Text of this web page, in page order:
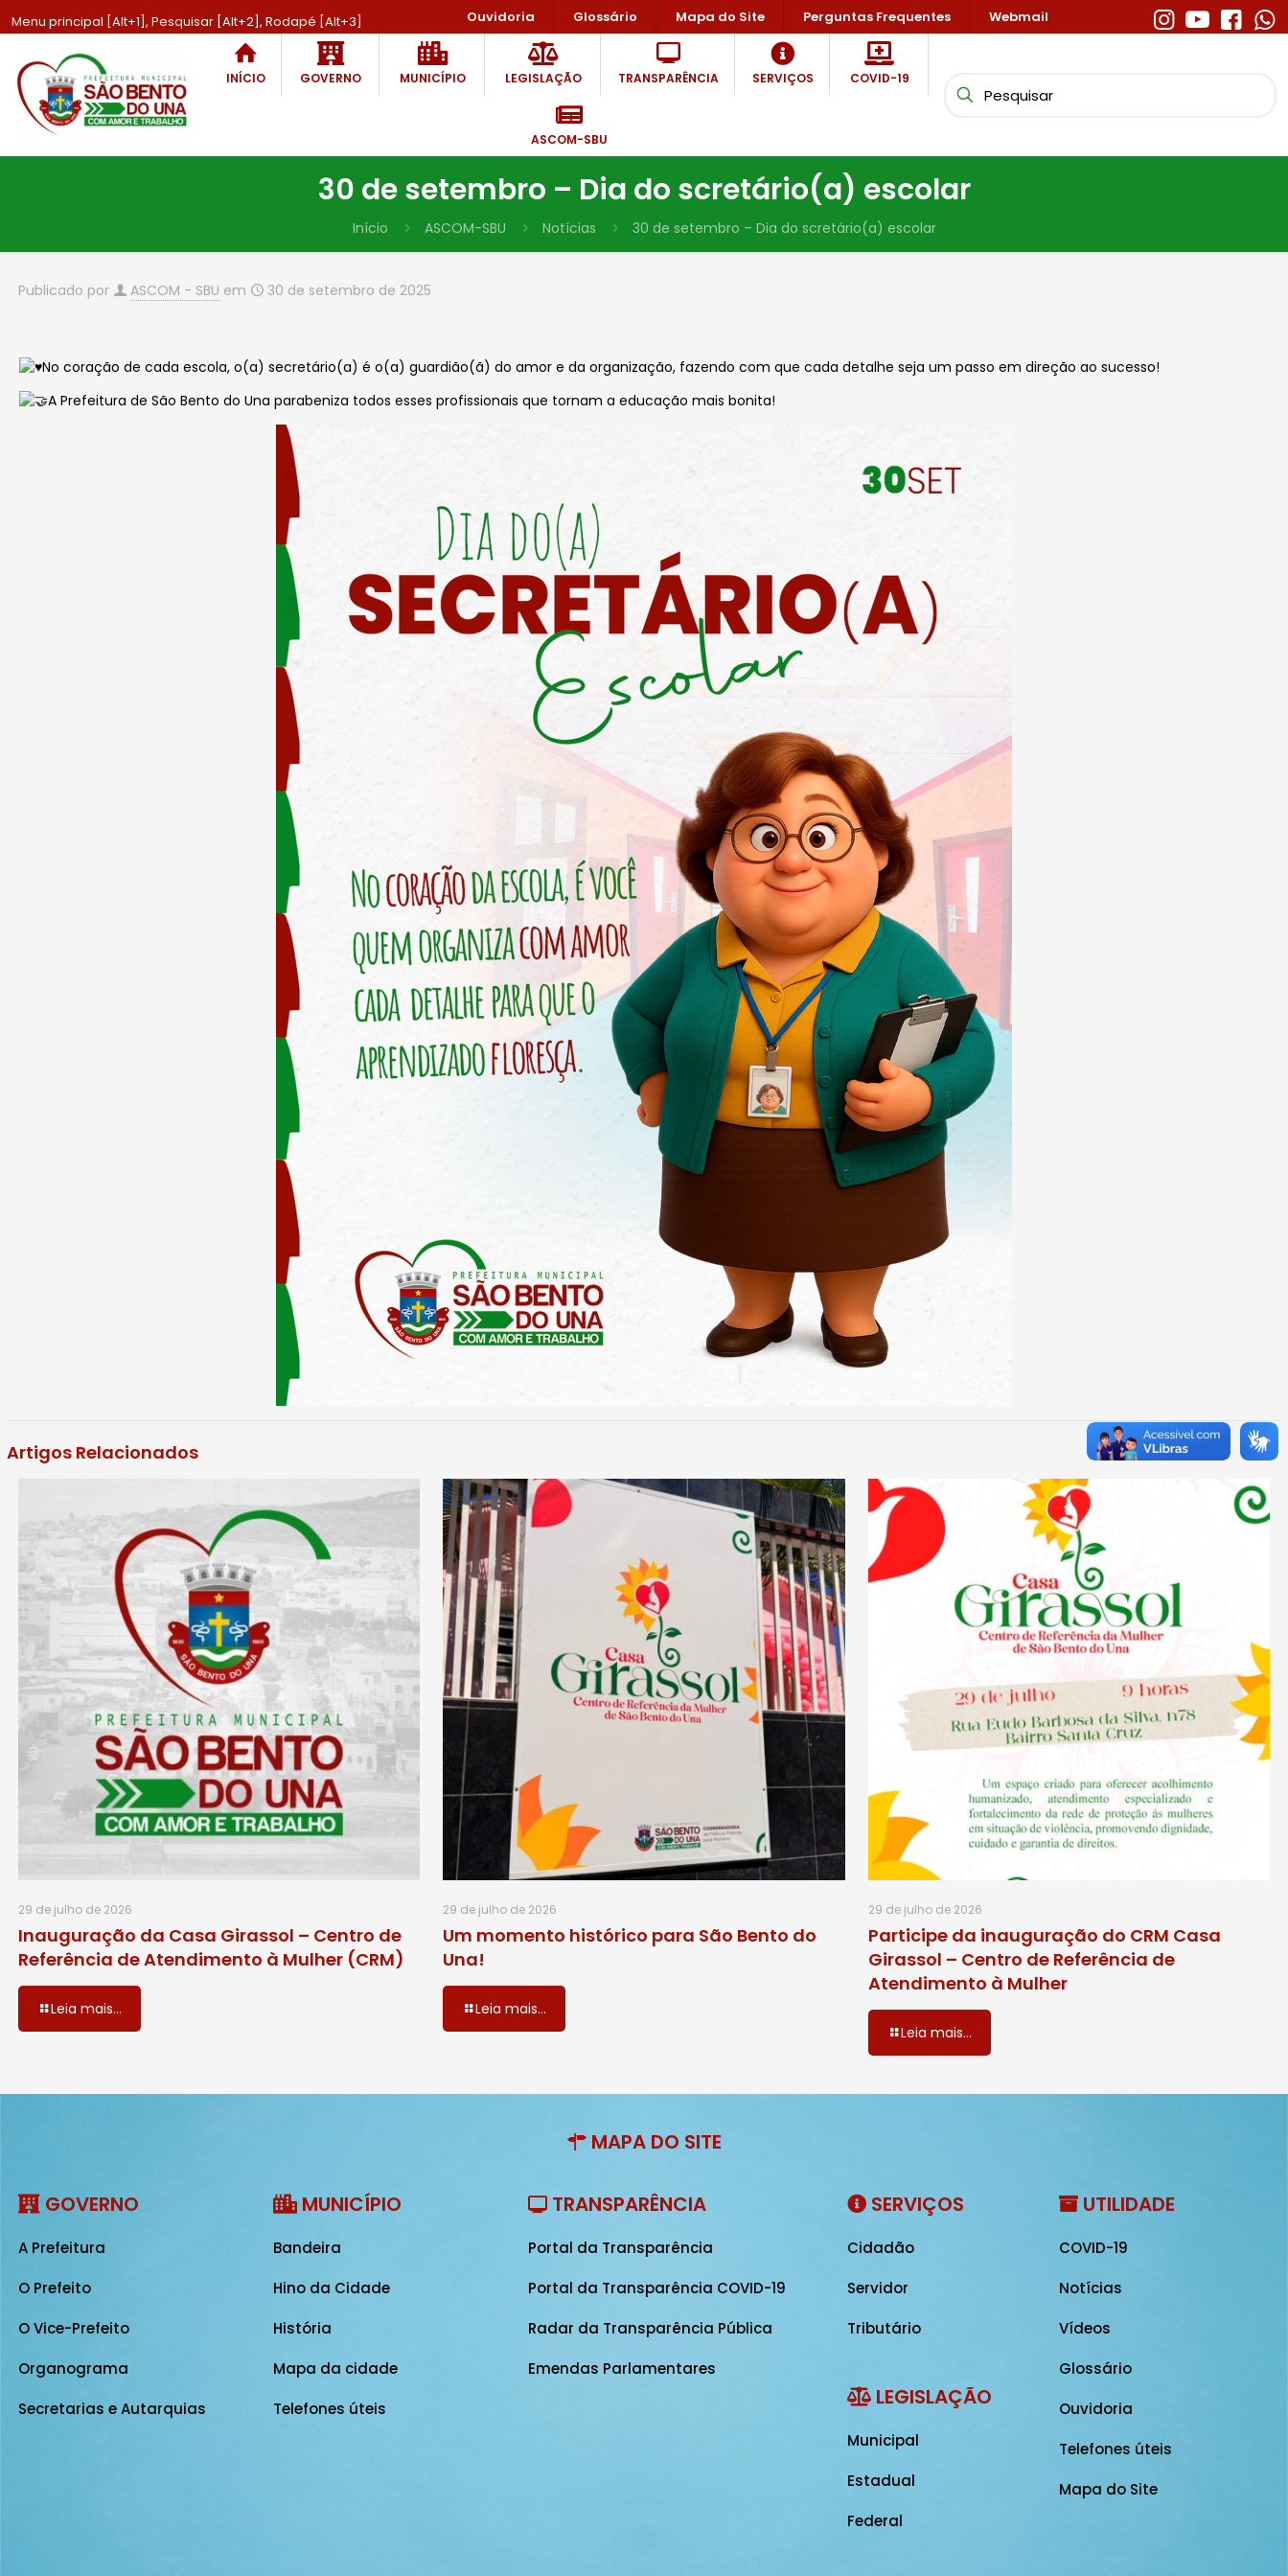
Menu principal [Alt+1], Pesquisar [Alt+2], Rodapé [Alt+3] Ouvidoria Glossário Mapa do Site Perguntas Frequentes Webmail
INÍCIO GOVERNO MUNICÍPIO LEGISLAÇÃO TRANSPARÊNCIA SERVIÇOS COVID-19
ASCOM-SBU
30 de setembro – Dia do scretário(a) escolar
Início ASCOM-SBU Notícias 30 de setembro – Dia do scretário(a) escolar
Publicado por ASCOM - SBU em 30 de setembro de 2025
No coração de cada escola, o(a) secretário(a) é o(a) guardião(ã) do amor e da organização, fazendo com que cada detalhe seja um passo em direção ao sucesso!
A Prefeitura de São Bento do Una parabeniza todos esses profissionais que tornam a educação mais bonita!
Artigos Relacionados
29 de julho de 2026
Inauguração da Casa Girassol – Centro de
Referência de Atendimento à Mulher (CRM)
Leia mais...
29 de julho de 2026
Um momento histórico para São Bento do
Una!
Leia mais...
29 de julho de 2026
Participe da inauguração do CRM Casa
Girassol – Centro de Referência de
Atendimento à Mulher
Leia mais...
MAPA DO SITE
GOVERNO
A Prefeitura
O Prefeito
O Vice-Prefeito
Organograma
Secretarias e Autarquias
MUNICÍPIO
Bandeira
Hino da Cidade
História
Mapa da cidade
Telefones úteis
TRANSPARÊNCIA
Portal da Transparência
Portal da Transparência COVID-19
Radar da Transparência Pública
Emendas Parlamentares
SERVIÇOS
Cidadão
Servidor
Tributário
LEGISLAÇÃO
Municipal
Estadual
Federal
UTILIDADE
COVID-19
Notícias
Vídeos
Glossário
Ouvidoria
Telefones úteis
Mapa do Site